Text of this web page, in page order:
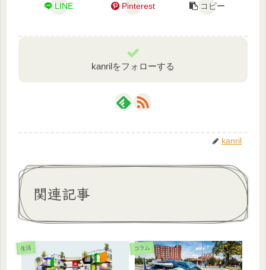
LINE Pinterest コピー
kanrilをフォローする
kanril
関連記事
生活 コラム